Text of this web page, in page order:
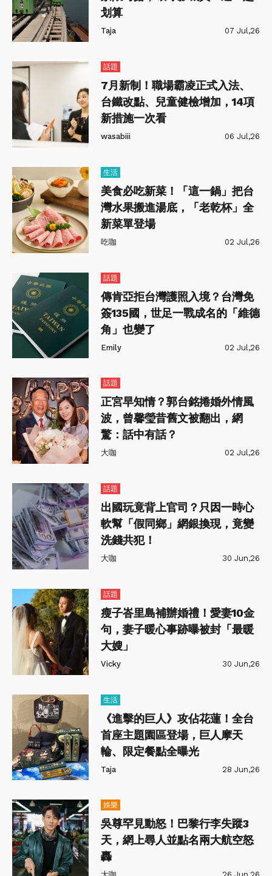
划算
Taja 07 Jul,26
話題
7月新制！職場霸凌正式入法、
台鐵改點、兒童健檢增加，14項
新措施一次看
wasabiii 06 Jul,26
生活
美食必吃新菜！「這一鍋」把台
灣水果搬進湯底，「老乾杯」全
新菜單登場
吃咖 02 Jul,26
話題
傳肯亞拒台灣護照入境？台灣免
簽135國，世足一戰成名的「維德
角」也變了
Emily 02 Jul,26
話題
正宮早知情？郭台銘捲婚外情風
波，曾馨瑩昔舊文被翻出，網
驚：話中有話？
大咖 02 Jul,26
話題
出國玩竟背上官司？只因一時心
軟幫「假同鄉」網銀換現，竟變
洗錢共犯！
大咖 30 Jun,26
話題
瘦子峇里島補辦婚禮！愛妻10金
句，妻子暖心事跡曝被封「最暖
大嫂」
Vicky 30 Jun,26
生活
《進擊的巨人》攻佔花蓮！全台
首座主題園區登場，巨人摩天
輪、限定餐點全曝光
Taja 28 Jun,26
娛樂
吳尊罕見動怒！巴黎行李失蹤3
天，網上尋人並點名兩大航空怒
轟